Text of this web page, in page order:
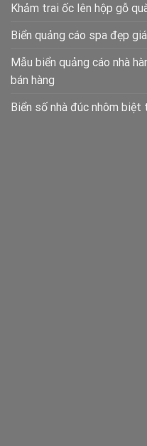
Khảm trai ốc lên hộp gỗ
Biển quảng cáo spa đẹp
Mẫu biển quảng cáo nhà
bán hàng
Biển số nhà đúc nhôm biệt